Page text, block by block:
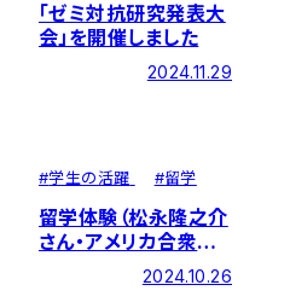
「ゼミ対抗研究発表大
会」を開催しました
2024.11.29
#学生の活躍 #留学
留学体験（松永隆之介
さん・アメリカ合衆国・
アメリカ創価大学）
2024.10.26